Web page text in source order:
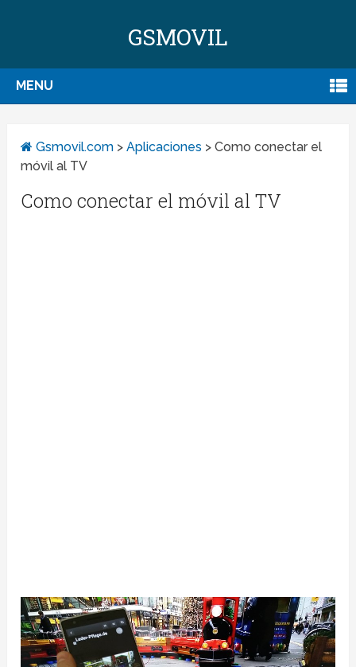
GSMOVIL
MENU
Gsmovil.com >Aplicaciones >Como conectar el
móvil al TV
Como conectar el móvil al TV